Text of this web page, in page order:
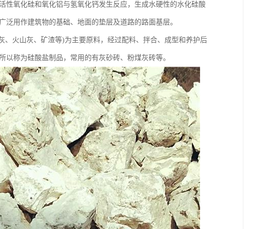
性氧化硅和氧化铝与氢氧化钙发生反应，生成水硬性的水化硅酸
用作建筑物的基础、地面的垫层及道路的路面基层。
、火山灰、矿渣等)为主要原料，经过配料、拌合、成型和养护后
称为硅酸盐制品，常用的有灰砂砖、粉煤灰砖等。